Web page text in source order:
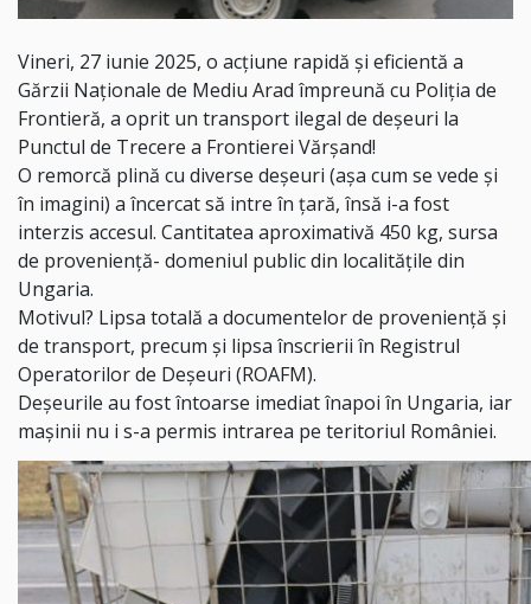
Vineri, 27 iunie 2025, o acțiune rapidă și eficientă a
Gărzii Naționale de Mediu Arad împreună cu Poliția de
Frontieră, a oprit un transport ilegal de deșeuri la
Punctul de Trecere a Frontierei Vărșand!
O remorcă plină cu diverse deșeuri (așa cum se vede și
în imagini) a încercat să intre în țară, însă i-a fost
interzis accesul. Cantitatea aproximativă 450 kg, sursa
de proveniență- domeniul public din localitățile din
Ungaria.
Motivul? Lipsa totală a documentelor de proveniență și
de transport, precum și lipsa înscrierii în Registrul
Operatorilor de Deșeuri (ROAFM).
Deșeurile au fost întoarse imediat înapoi în Ungaria, iar
mașinii nu i s-a permis intrarea pe teritoriul României.